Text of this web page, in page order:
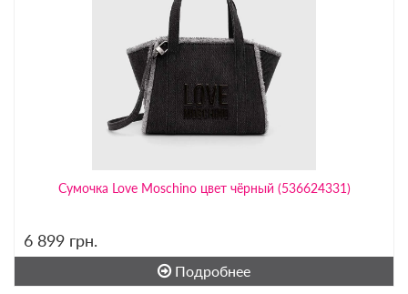
Сумочка Love Moschino цвет чёрный (536624331)
6 899 грн.
Подробнее